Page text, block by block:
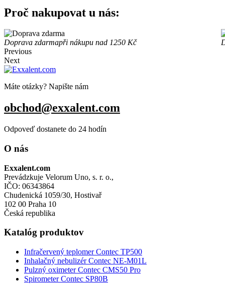
Proč nakupovat u nás:
Doprava zdarmapři nákupu nad 1250 Kč
Previous
Next
Máte otázky? Napište nám
obchod@exxalent.com
Odpoveď dostanete do 24 hodín
O nás
Exxalent.com
Prevádzkuje Velorum Uno, s. r. o.,
IČO: 06343864
Chudenická 1059/30, Hostivař
102 00 Praha 10
Česká republika
Katalóg produktov
Infračervený teplomer Contec TP500
Inhalačný nebulizér Contec NE-M01L
Pulzný oximeter Contec CMS50 Pro
Spirometer Contec SP80B